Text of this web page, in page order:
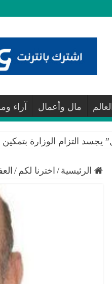
العالم مال وأعمال آراء
التزام الوزارة بتمكين
الرئيسية / اخترنا لكم /